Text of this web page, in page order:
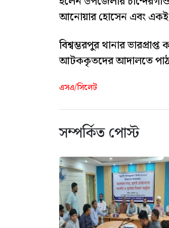
আনোয়ার হোসেন এবং একই
বিশ্বম্ভরপুর থানার
আটককৃতদের আদালতে
এসএ/সিলেট
সম্পর্কিত পোস্ট